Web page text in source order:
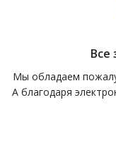
Все
Мы обладаем
А благодаря